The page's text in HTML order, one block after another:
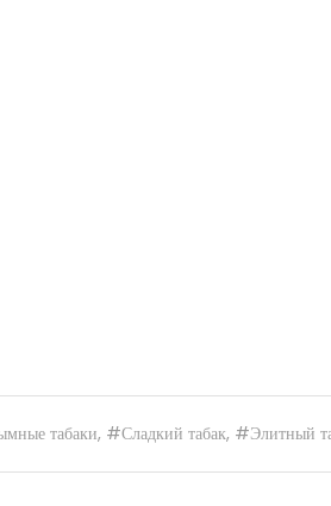
табаки, #Сладкий табак, #Элитный